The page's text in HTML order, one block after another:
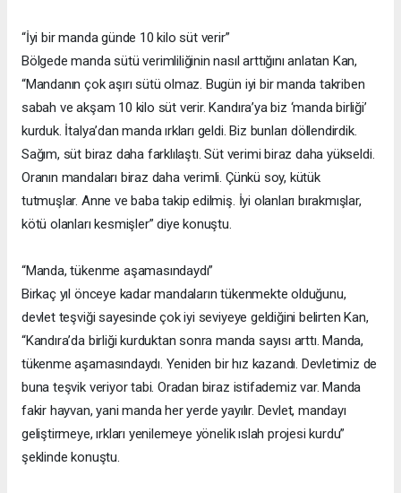
“İyi bir manda günde 10 kilo süt verir”
Bölgede manda sütü verimliliğinin nasıl arttığını anlatan Kan,
“Mandanın çok aşırı sütü olmaz. Bugün iyi bir manda takriben
sabah ve akşam 10 kilo süt verir. Kandıra’ya biz ‘manda birliği’
kurduk. İtalya’dan manda ırkları geldi. Biz bunları döllendirdik.
Sağım, süt biraz daha farklılaştı. Süt verimi biraz daha yükseldi.
Oranın mandaları biraz daha verimli. Çünkü soy, kütük
tutmuşlar. Anne ve baba takip edilmiş. İyi olanları bırakmışlar,
kötü olanları kesmişler” diye konuştu.
“Manda, tükenme aşamasındaydı”
Birkaç yıl önceye kadar mandaların tükenmekte olduğunu,
devlet teşviği sayesinde çok iyi seviyeye geldiğini belirten Kan,
“Kandıra’da birliği kurduktan sonra manda sayısı arttı. Manda,
tükenme aşamasındaydı. Yeniden bir hız kazandı. Devletimiz de
buna teşvik veriyor tabi. Oradan biraz istifademiz var. Manda
fakir hayvan, yani manda her yerde yayılır. Devlet, mandayı
geliştirmeye, ırkları yenilemeye yönelik ıslah projesi kurdu”
şeklinde konuştu.